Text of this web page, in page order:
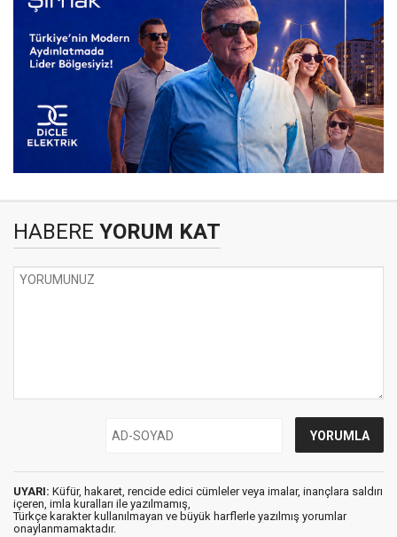
HABERE YORUM KAT
UYARI: Küfür, hakaret, rencide edici cümleler veya imalar, inançlara saldırı
içeren, imla kuralları ile yazılmamış,
Türkçe karakter kullanılmayan ve büyük harflerle yazılmış yorumlar
onaylanmamaktadır.